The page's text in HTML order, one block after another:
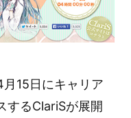
15日にキャリア
するClariSが展開